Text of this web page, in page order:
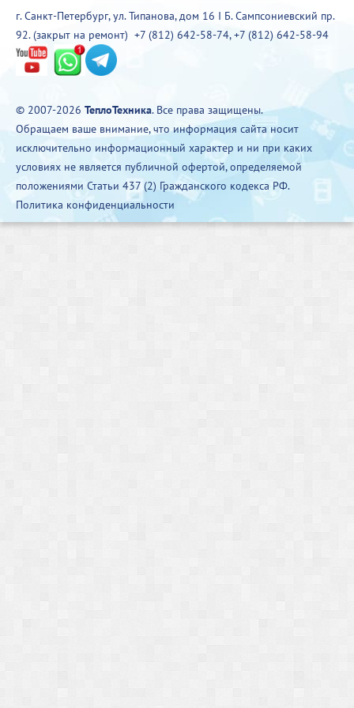
г. Санкт-Петербург, ул. Типанова, дом 16 I Б. Сампсониевский пр.
92. (закрыт на ремонт) +7 (812) 642-58-74,+7 (812) 642-58-94
© 2007-2026 ТеплоТехника. Все права защищены.
Обращаем ваше внимание, что информация сайта носит
исключительно информационный характер и ни при каких
условиях не является публичной офертой, определяемой
положениями Статьи 437 (2) Гражданского кодекса РФ.
Политика конфиденциальности